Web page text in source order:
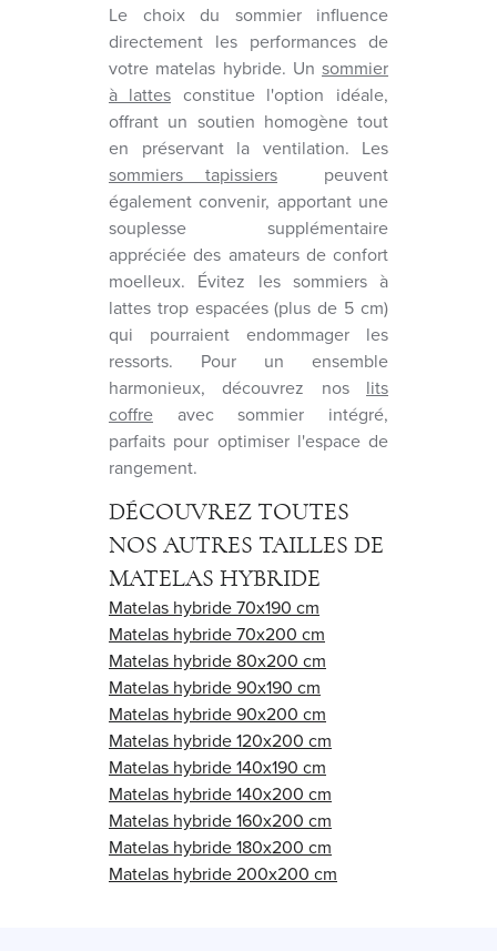
Le choix du sommier influence
directement les performances de
votre matelas hybride. Un sommier
à lattes constitue l'option idéale,
offrant un soutien homogène tout
en préservant la ventilation. Les
sommiers tapissiers peuvent
également convenir, apportant une
souplesse supplémentaire
appréciée des amateurs de confort
moelleux. Évitez les sommiers à
lattes trop espacées (plus de 5 cm)
qui pourraient endommager les
ressorts. Pour un ensemble
harmonieux, découvrez nos lits
coffre avec sommier intégré,
parfaits pour optimiser l'espace de
rangement.
DÉCOUVREZ TOUTES
NOS AUTRES TAILLES DE
MATELAS HYBRIDE
Matelas hybride 70x190 cm
Matelas hybride 70x200 cm
Matelas hybride 80x200 cm
Matelas hybride 90x190 cm
Matelas hybride 90x200 cm
Matelas hybride 120x200 cm
Matelas hybride 140x190 cm
Matelas hybride 140x200 cm
Matelas hybride 160x200 cm
Matelas hybride 180x200 cm
Matelas hybride 200x200 cm